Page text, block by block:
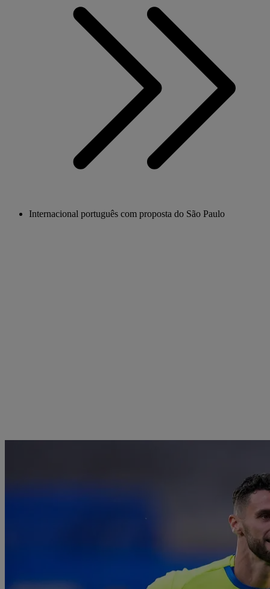
Internacional português com proposta do São Paulo